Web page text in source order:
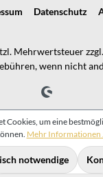
Datenschutz
Mehrwertsteuer zzgl.
wenn nicht
Cookies, um eine
Mehr Informationen
notwendige